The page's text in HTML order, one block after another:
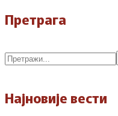
Претрага
Претражи
Најновије вести